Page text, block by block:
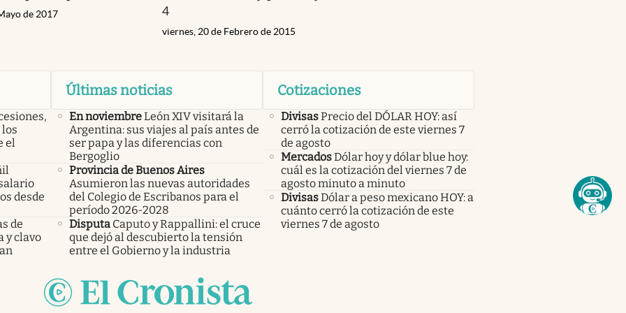
de 2017
4
viernes, 20 de Febrero de 2015
el
desde
de
y clavo
Últimas noticias
En noviembreLeón XIV visitará la
Argentina: sus viajes al país antes de
ser papa y las diferencias con
Bergoglio
Provincia de Buenos Aires
Asumieron las nuevas autoridades
del Colegio de Escribanos para el
período 2026-2028
Disputa Caputo y Rappallini: el cruce
que dejó al descubierto la tensión
entre el Gobierno y la industria
Cotizaciones
DivisasPrecio del DÓLAR HOY: así
cerró la cotización de este viernes 7
de agosto
MercadosDólar hoy y dólar blue hoy:
cuál es la cotización del viernes 7 de
agosto minuto a minuto
DivisasDólar a peso mexicano HOY: a
cuánto cerró la cotización de este
viernes 7 de agosto